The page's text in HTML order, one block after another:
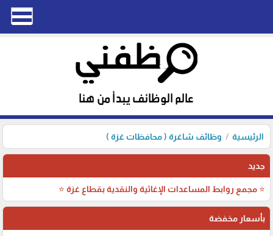
الرئيسية وظائف شاغرة ( محافظات غزة )
جديد
⭐ مجمع روابط المساعدات الإغاثية والنقدية بقطاع غزة ⭐
بأسعار مخفضة